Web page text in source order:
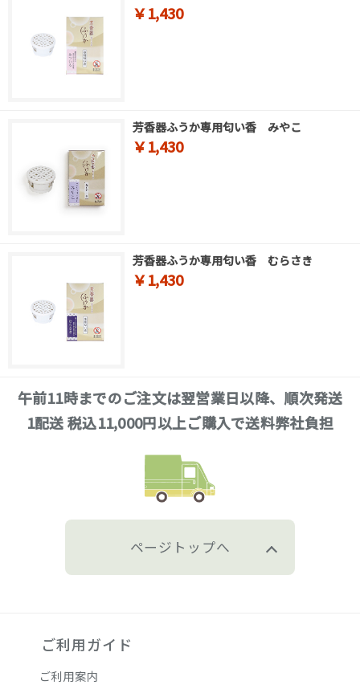
￥1,430
芳香器ふうか専用匂い香 みやこ
￥1,430
芳香器ふうか専用匂い香 むらさき
￥1,430
午前11時までのご注文は翌営業日以降、順次発送
1配送 税込11,000円以上ご購入で送料弊社負担
ページトップへ
ご利用ガイド
ご利用案内